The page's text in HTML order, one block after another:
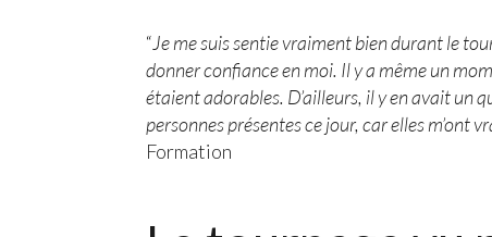
“Je me suis sentie vraiment bien durant le
donner confiance en moi. Il y a même un
étaient adorables. D’ailleurs, il y en avait un
personnes présentes ce jour, car elles m’ont
Formation